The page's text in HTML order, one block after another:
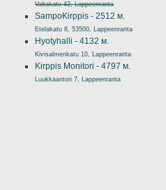
Valtakatu 42, Lappeenranta
SampoKirppis - 2512 м.
Etelakatu 8, 53500, Lappeenranta
Hyotyhalli - 4132 м.
Kivisalmenkatu 10, Lappeenranta
Kirppis Monitori - 4797 м.
Luukkaantori 7, Lappeenranta